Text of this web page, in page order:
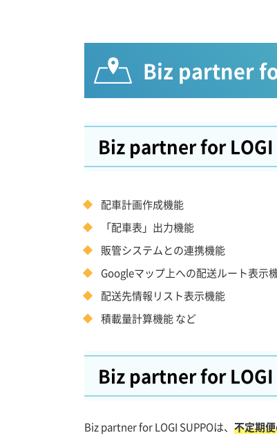
Biz partner
Biz partner for LOGI
配車計画作成機能
「配車表」出力機能
販管システムとの連携機能
Googleマップ上への配送ルート表示
配送先情報リスト表示機能
積載量計算機能 など
Biz partner for LOGI
Biz partner for LOGI SUPPOは、 不定期